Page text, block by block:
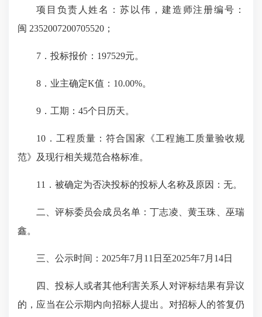
项目负责人姓名：苏以伟，建造师注册编号：
闽 2352007200705520；
7．投标报价：197529元。
8．业主确定K值：10.00%。
9．工期：45个日历天。
10．工程质量：符合国家《工程施工质量验收规
范》及现行相关规范合格标准。
11．被确定为否决投标的投标人名称及原因：无。
二、评标委员会成员名单：丁志凌、黄玉珠、巫瑞
鑫。
三、公示时间：2025年7月11日至2025年7月14日
四、投标人或者其他利害关系人对评标结果有异议
的，应当在公示期内向招标人提出。对招标人的答复仍